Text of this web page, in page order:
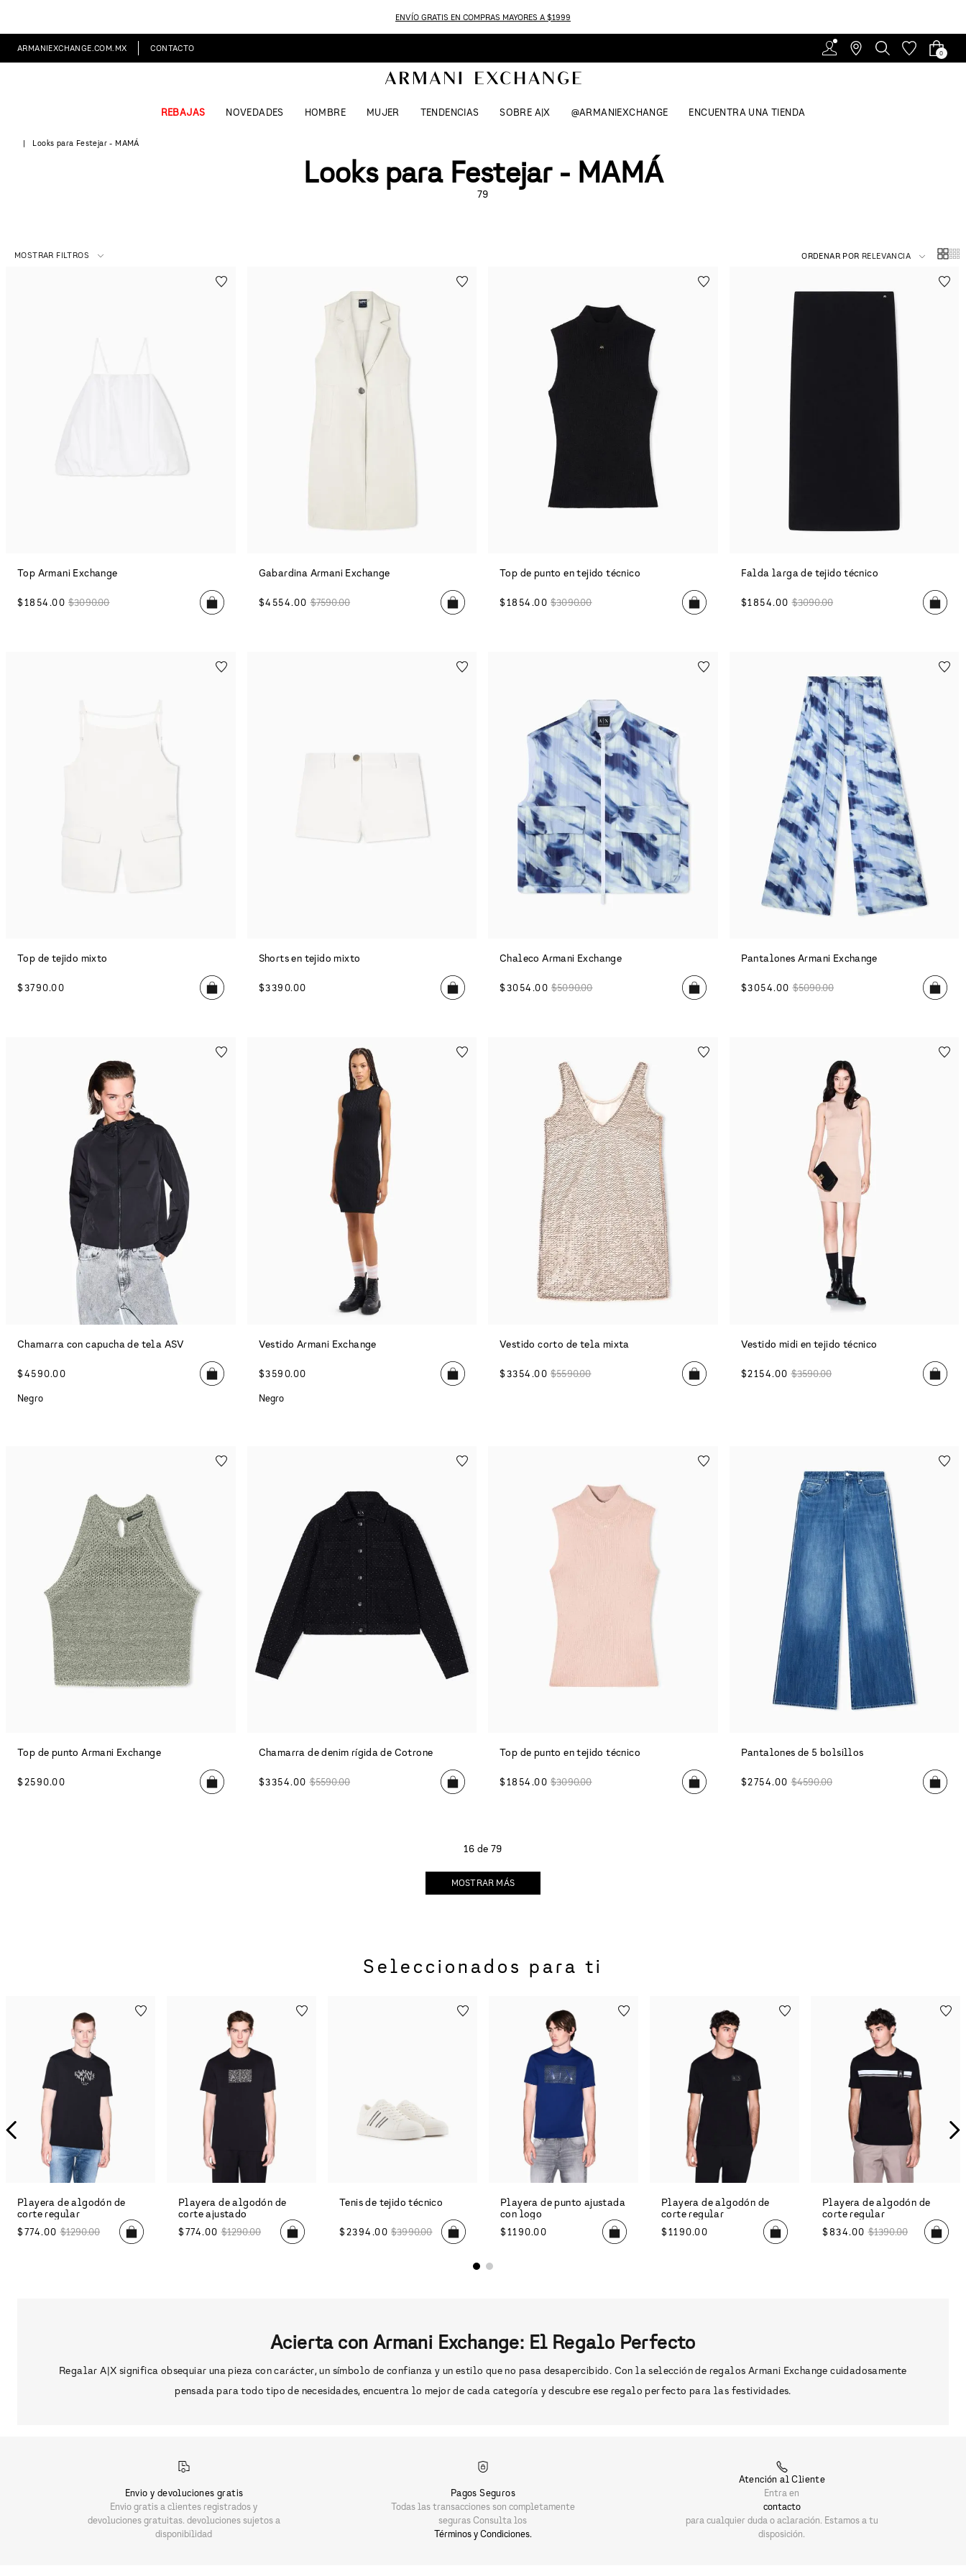
ENVÍO GRATIS EN COMPRAS MAYORES A $1999
ARMANIEXCHANGE.COM.MX CONTACTO 0
REBAJAS NOVEDADES HOMBRE MUJER TENDENCIAS SOBRE A|X @ARMANIEXCHANGE ENCUENTRA UNA TIENDA
Looks para Festejar - MAMÁ
Looks para Festejar - MAMÁ
79
MOSTRAR FILTROS ORDENAR POR RELEVANCIA
Top Armani Exchange
$1854.00 $3090.00
Gabardina Armani Exchange
$4554.00 $7590.00
Top de punto en tejido técnico
$1854.00 $3090.00
Falda larga de tejido técnico
$1854.00 $3090.00
Top de tejido mixto
$3790.00
Shorts en tejido mixto
$3390.00
Chaleco Armani Exchange
$3054.00 $5090.00
Pantalones Armani Exchange
$3054.00 $5090.00
Chamarra con capucha de tela ASV
$4590.00
Negro
Vestido Armani Exchange
$3590.00
Negro
Vestido corto de tela mixta
$3354.00 $5590.00
Vestido midi en tejido técnico
$2154.00 $3590.00
Top de punto Armani Exchange
$2590.00
Chamarra de denim rígida de Cotrone
$3354.00 $5590.00
Top de punto en tejido técnico
$1854.00 $3090.00
Pantalones de 5 bolsillos
$2754.00 $4590.00
16 de 79
MOSTRAR MÁS
Seleccionados para ti
Playera de algodón de
corte regular
$1190.00
Playera de algodón de
corte regular
$834.00 $1390.00
Playera de algodón de
corte regular
00 $1290. 00
Playera de algodón de
corte regular
00 $1390. 00
Playera de algodón de
corte ajustado
00 $ 1290.00
Acierta con Armani Exchange: El Regalo Perfecto
Regalar A|X significa obsequiar una pieza con carácter, un símbolo de confianza y un estilo que no pasa desapercibido. Con la selección de regalos Armani Exchange cuidadosamente
pensada para todo tipo de necesidades, encuentra lo mejor de cada categoría y descubre ese regalo perfecto para las festividades.
Envio y devoluciones gratis
Envio gratis a clientes registrados y
devoluciones gratuitas. devoluciones sujetos a
disponibilidad
Pagos Seguros
Todas las transacciones son completamente
seguras Consulta los
Términos y Condiciones.
Atención al Cliente
Entra en
contacto
para cualquier duda o aclaración. Estamos a tu
disposición.